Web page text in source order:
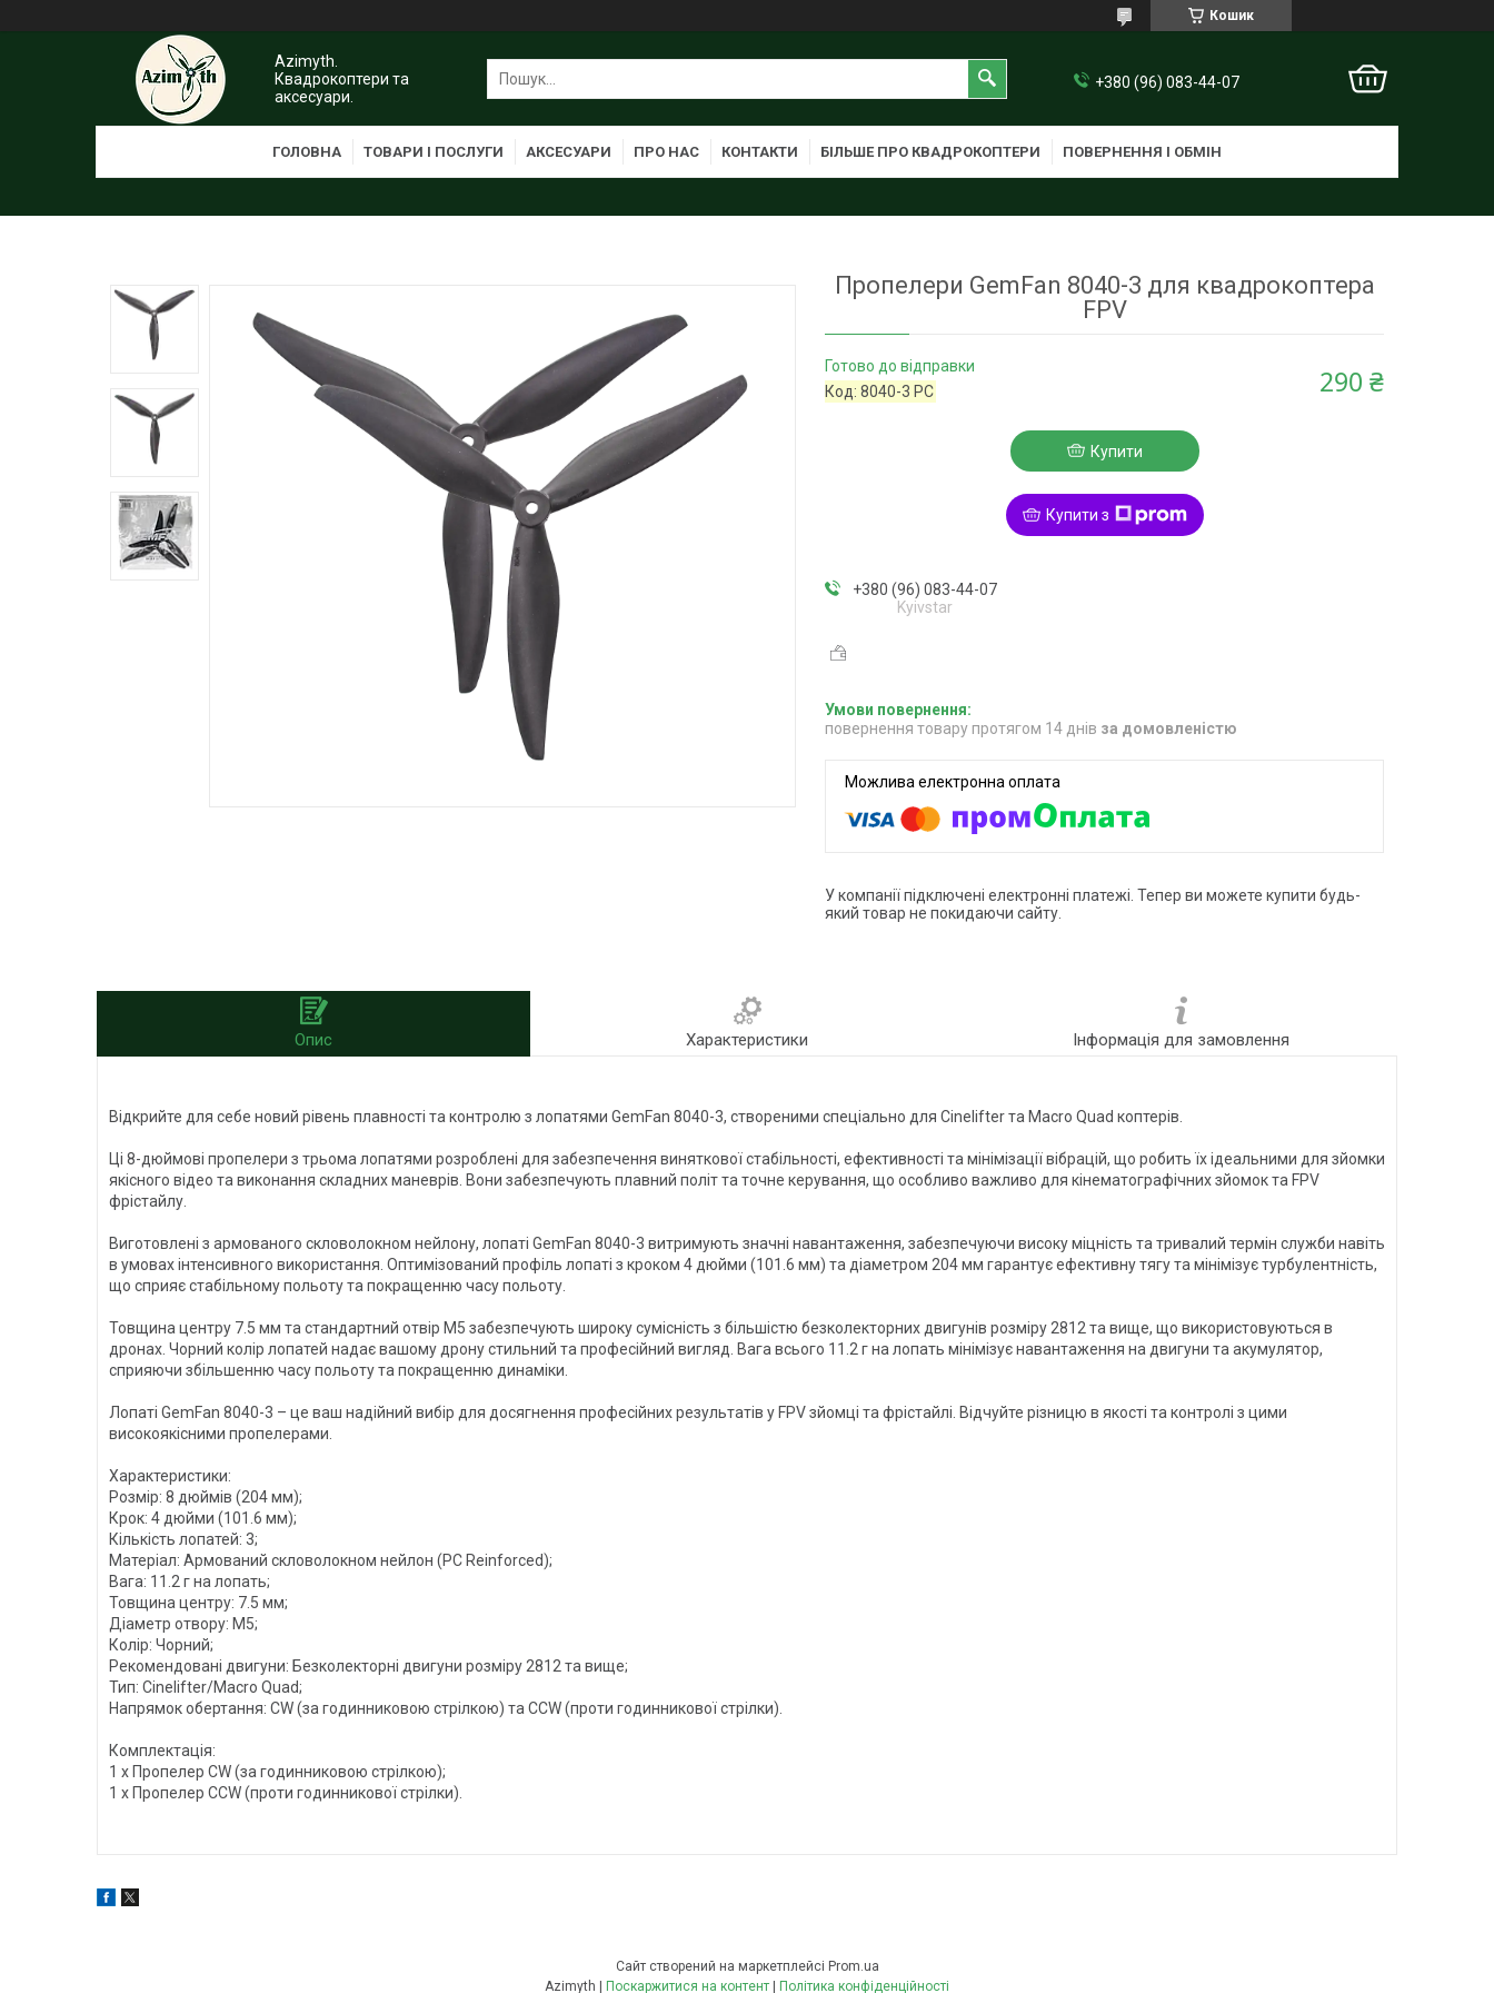
Кошик
Azimyth.
Квадрокоптери та
аксесуари.
+380 (96) 083-44-07
ГОЛОВНА ТОВАРИ І ПОСЛУГИ АКСЕСУАРИ ПРО НАС КОНТАКТИ БІЛЬШЕ ПРО КВАДРОКОПТЕРИ ПОВЕРНЕННЯ І ОБМІН
Пропелери GemFan 8040-3 для квадрокоптера
FPV
Готово до відправки
Код:8040-3 PC 290 ₴
Купити
Купити з
+380 (96) 083-44-07
Kyivstar
повернення товару протягом 14 днів за домовленістю
У компанії підключені електронні платежі. Тепер ви можете купити будь-
який товар не покидаючи сайту.
Опис Характеристики Інформація для замовлення
Відкрийте для себе новий рівень плавності та контролю з лопатями GemFan 8040-3, створеними спеціально для Cinelifter та Macro Quad коптерів.
Ці 8-дюймові пропелери з трьома лопатями розроблені для забезпечення виняткової стабільності, ефективності та мінімізації вібрацій, що робить їх ідеальними для зйомки
якісного відео та виконання складних маневрів. Вони забезпечують плавний політ та точне керування, що особливо важливо для кінематографічних зйомок та FPV
фрістайлу.
Виготовлені з армованого скловолокном нейлону, лопаті GemFan 8040-3 витримують значні навантаження, забезпечуючи високу міцність та тривалий термін служби навіть
в умовах інтенсивного використання. Оптимізований профіль лопаті з кроком 4 дюйми (101.6 мм) та діаметром 204 мм гарантує ефективну тягу та мінімізує турбулентність,
що сприяє стабільному польоту та покращенню часу польоту.
Товщина центру 7.5 мм та стандартний отвір M5 забезпечують широку сумісність з більшістю безколекторних двигунів розміру 2812 та вище, що використовуються в
дронах. Чорний колір лопатей надає вашому дрону стильний та професійний вигляд. Вага всього 11.2 г на лопать мінімізує навантаження на двигуни та акумулятор,
сприяючи збільшенню часу польоту та покращенню динаміки.
Лопаті GemFan 8040-3 – це ваш надійний вибір для досягнення професійних результатів у FPV зйомці та фрістайлі. Відчуйте різницю в якості та контролі з цими
високоякісними пропелерами.
Характеристики:
Розмір: 8 дюймів (204 мм);
Крок: 4 дюйми (101.6 мм);
Кількість лопатей: 3;
Матеріал: Армований скловолокном нейлон (PC Reinforced);
Вага: 11.2 г на лопать;
Товщина центру: 7.5 мм;
Діаметр отвору: M5;
Колір: Чорний;
Рекомендовані двигуни: Безколекторні двигуни розміру 2812 та вище;
Тип: Cinelifter/Macro Quad;
Напрямок обертання: CW (за годинниковою стрілкою) та CCW (проти годинникової стрілки).
Комплектація:
1 x Пропелер CW (за годинниковою стрілкою);
1 x Пропелер CCW (проти годинникової стрілки).
Сайт створений на маркетплейсі Prom.ua
Поскаржитися на контент Політика конфіденційності